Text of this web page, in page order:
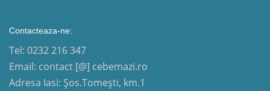
Contacteaza-ne:
Tel: 0232 216 347
Email: contact [@] cebemazi.ro
Adresa Iasi: Șos.Tomești, km.1